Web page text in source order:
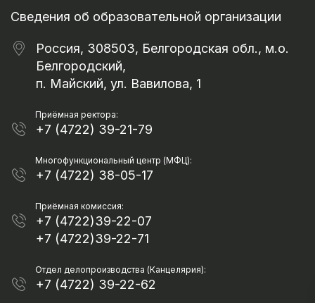
Сведения об образовательной организации
Россия, 308503, Белгородская обл., м.о.
Белгородский,
п. Майский, ул. Вавилова, 1
Приёмная ректора:
+7 (4722) 39-21-79
Многофункциональный центр (МФЦ):
+7 (4722) 38-05-17
Приёмная комиссия:
+7 (4722)39-22-07
+7 (4722)39-22-71
Отдел делопроизводства (Канцелярия):
+7 (4722) 39-22-62